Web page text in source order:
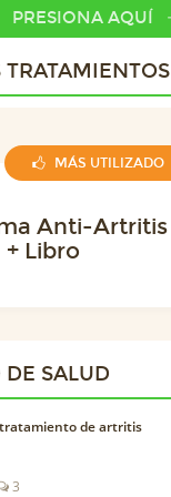
PRESIONA AQUÍ
MÁS UTILIZADO
Anti-Artritis
+ Libro
DE SALUD
de artritis
3